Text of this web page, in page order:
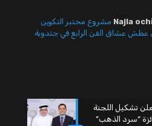
Najla مشروع مختبر التكوين
عطش عشاق الفن الرابع في جندوبة
تشكيل اللجنة
“سرد الذهب”